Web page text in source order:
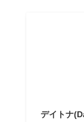
デイトナ